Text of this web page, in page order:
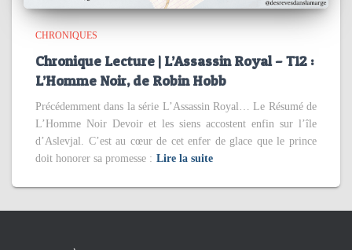
CHRONIQUES
Chronique Lecture | L’Assassin Royal – T12 :
L’Homme Noir, de Robin Hobb
Précédemment dans la série L’Assassin Royal… Le Résumé de
L’Homme Noir Devoir et les siens accostent enfin sur l’île
d’Aslevjal. C’est au cœur de cet enfer de glace que le prince
doit honorer sa promesse : Lire la suite